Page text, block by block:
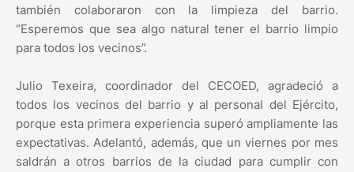
también colaboraron con la limpieza del barrio.
“Esperemos que sea algo natural tener el barrio limpio
para todos los vecinos”.
Julio Texeira, coordinador del CECOED, agradeció a
todos los vecinos del barrio y al personal del Ejército,
porque esta primera experiencia superó ampliamente las
expectativas. Adelantó, además, que un viernes por mes
saldrán a otros barrios de la ciudad para cumplir con